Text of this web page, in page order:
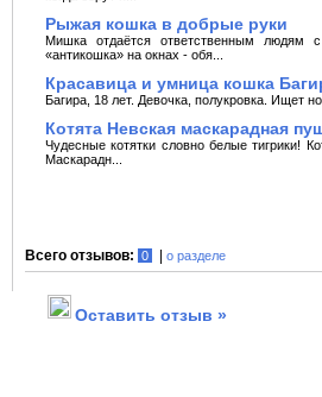
Рыжая кошка в добрые руки
Мишка отдаётся ответственным людям с
«антикошка» на окнах - обя...
Красавица и умница кошка
Багира, 18 лет. Девочка, полукровка. Ищет
Котята Невская маскарадная
Чудесные котятки словно белые тигрики!
Маскарадн...
Всего отзывов: 0 | о разделе
Оставить отзыв »